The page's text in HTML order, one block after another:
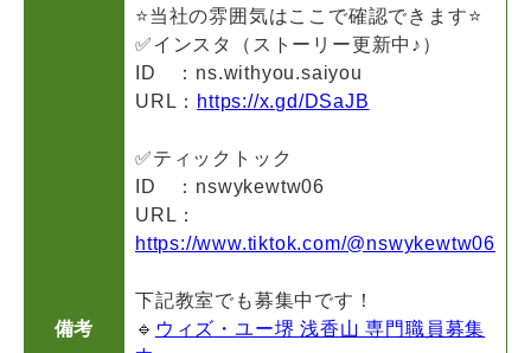
備考
⭐当社の雰囲気はここで確認できます⭐
✅インスタ（ストーリー更新中♪）
ID ：ns.withyou.saiyou
URL： https://x.gd/DSaJB
✅ティックトック
ID ：nswykewtw06
URL：
https://www.tiktok.com/@nswykewtw06
下記教室でも募集中です！
🔹 ウィズ・ユー堺 浅香山 専門職員募集